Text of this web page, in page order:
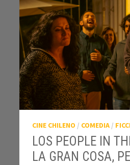
CINE CHILENO / COMEDIA /
LOS PEOPLE IN
LA GRAN COSA,